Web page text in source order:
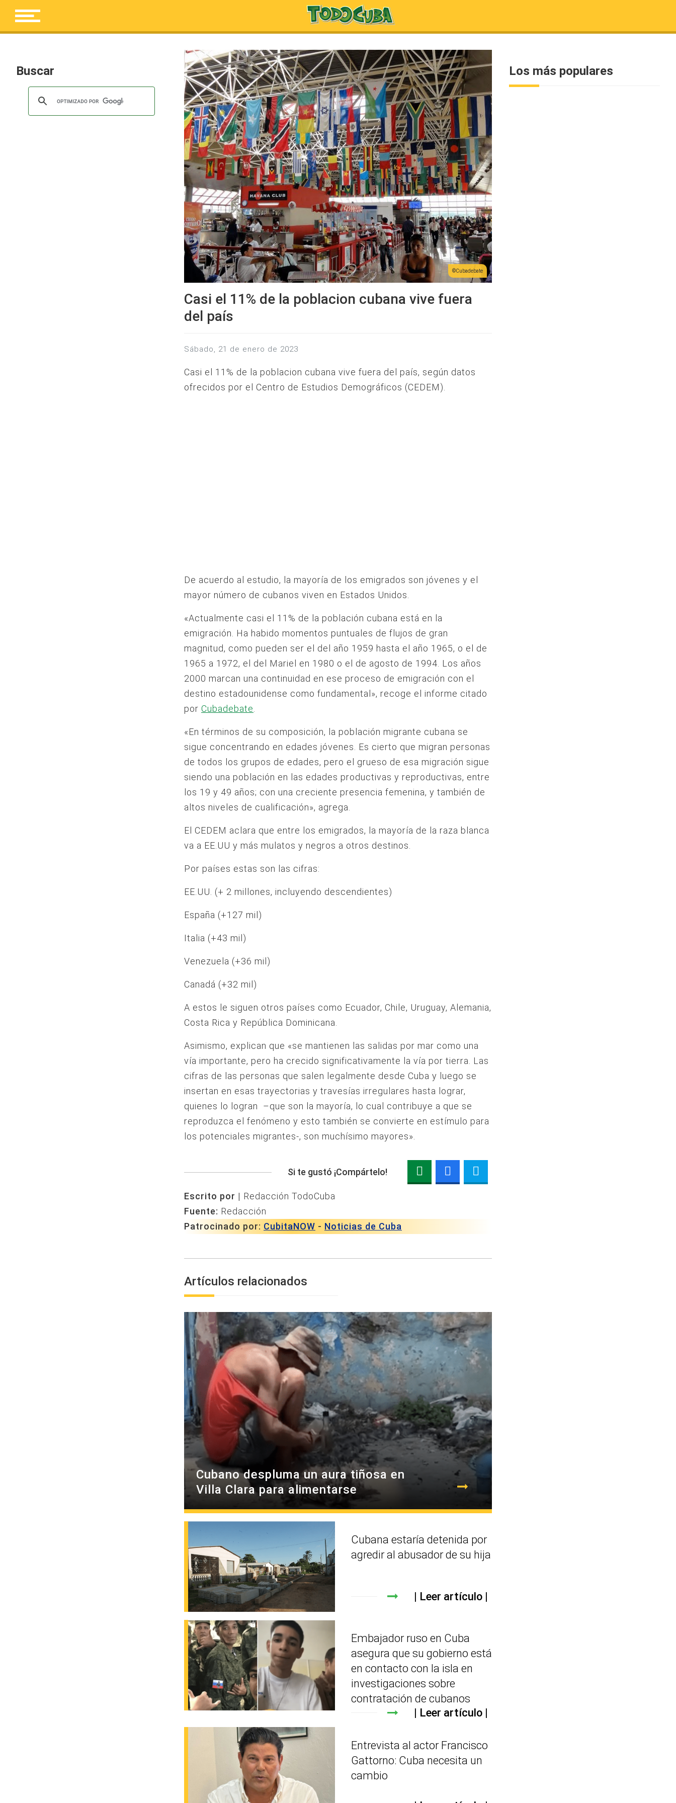
Buscar
Cubadebate
Casi el 11% de la poblacion cubana vive fuera
del país
sábado, 21 de enero de 2023
Casi el 11% de la poblacion cubana vive fuera del país, según datos
ofrecidos por el Centro de Estudios Demográficos (CEDEM).
De acuerdo al estudio, la mayoría de los emigrados son jóvenes y el
mayor número de cubanos viven en Estados Unidos.
«Actualmente casi el 11% de la población cubana está en la
emigración. Ha habido momentos puntuales de flujos de gran
magnitud, como pueden ser el del año 1959 hasta el año 1965, o el de
1965 a 1972, el del Mariel en 1980 o el de agosto de 1994. Los años
2000 marcan una continuidad en ese proceso de emigración con el
destino estadounidense como fundamental», recoge el informe citado
por Cubadebate
«En términos de su composición, la población migrante cubana se
sigue concentrando en edades jóvenes. Es cierto que migran personas
de todos los grupos de edades, pero el grueso de esa migración sigue
siendo una población en las edades productivas y reproductivas, entre
los 19 y 49 años; con una creciente presencia femenina, y también de
altos niveles de cualificación», agrega.
El CEDEM aclara que entre los emigrados, la mayoría de la raza blanca
va a EE.UU y más mulatos y negros a otros destinos.
Por países estas son las cifras:
EE.UU. (+ 2 millones, incluyendo descendientes)
España (+127 mil)
Italia (+43 mil)
Venezuela (+36 mil)
Canadá (+32 mil)
A estos le siguen otros países como Ecuador, Chile, Uruguay, Alemania,
Costa Rica y República Dominicana.
Asimismo, explican que «se mantienen las salidas por mar como una
vía importante, pero ha crecido significativamente la vía por tierra. Las
cifras de las personas que salen legalmente desde Cuba y luego se
insertan en esas trayectorias y travesías irregulares hasta lograr,
quienes lo logran –que son la mayoría, lo cual contribuye a que se
reproduzca el fenómeno y esto también se convierte en estímulo para
los potenciales migrantes-, son muchísimo mayores».
Si te gustó ¡Compártelo!
Escrito por | Redacción TodoCuba
Fuente: Redacción
Patrocinado por: CubitaNOW - Noticias de Cuba
Artículos relacionados
Cubano despluma un aura tiñosa en
Villa Clara para alimentarse
Cubana estaría detenida por
agredir al abusador de su hija
Leer artículo
Embajador ruso en Cuba
asegura que su gobierno está
en contacto con la isla en
investigaciones sobre
contratación de cubanos
Leer artículo
Entrevista al actor Francisco
Gattorno: Cuba necesita un
cambio
Los más populares